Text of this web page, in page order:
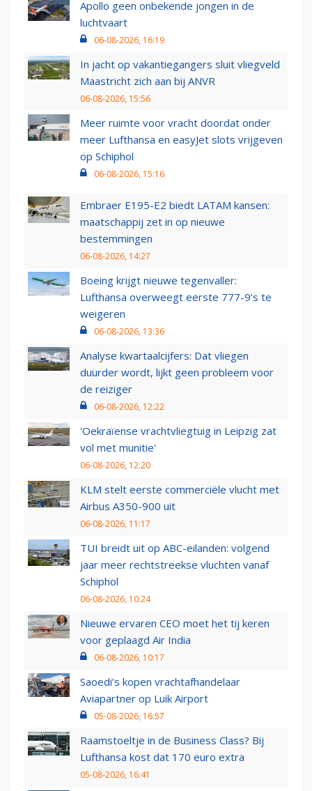
Apollo geen onbekende jongen in de
luchtvaart
06-08-2026, 16:19
In jacht op vakantiegangers sluit vliegveld
Maastricht zich aan bij ANVR
06-08-2026, 15:56
Meer ruimte voor vracht doordat onder
meer Lufthansa en easyJet slots vrijgeven
op Schiphol
06-08-2026, 15:16
Embraer E195-E2 biedt LATAM kansen:
maatschappij zet in op nieuwe
bestemmingen
06-08-2026, 14:27
Boeing krijgt nieuwe tegenvaller:
Lufthansa overweegt eerste 777-9’s te
weigeren
06-08-2026, 13:36
Analyse kwartaalcijfers: Dat vliegen
duurder wordt, lijkt geen probleem voor
de reiziger
06-08-2026, 12:22
'Oekraïense vrachtvliegtuig in Leipzig zat
vol met munitie'
06-08-2026, 12:20
KLM stelt eerste commerciële vlucht met
Airbus A350-900 uit
06-08-2026, 11:17
TUI breidt uit op ABC-eilanden: volgend
jaar meer rechtstreekse vluchten vanaf
Schiphol
06-08-2026, 10:24
Nieuwe ervaren CEO moet het tij keren
voor geplaagd Air India
06-08-2026, 10:17
Saoedi’s kopen vrachtafhandelaar
Aviapartner op Luik Airport
05-08-2026, 16:57
Raamstoeltje in de Business Class? Bij
Lufthansa kost dat 170 euro extra
05-08-2026, 16:41